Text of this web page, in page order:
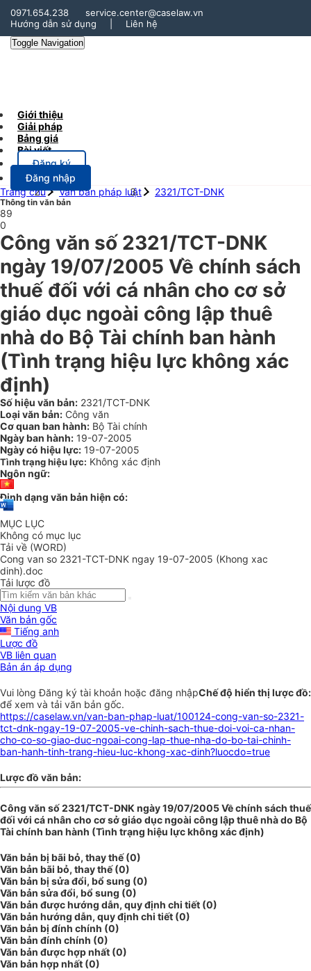
0971.654.238
service.center@caselaw.vn
Hướng dẫn sử dụng
Liên hệ
Toggle Navigation
Giới thiệu
Giải pháp
Bảng giá
Bài viết
Đăng ký
Đăng nhập
Trang chủ
Văn bản pháp luật 2321/TCT-DNK
Thông tin văn bản
89
0
Công văn số 2321/TCT-DNK
ngày 19/07/2005 Về chính sách
thuế đối với cá nhân cho cơ sở
giáo dục ngoài công lập thuê
nhà do Bộ Tài chính ban hành
(Tình trạng hiệu lực không xác
định)
Số hiệu văn bản: 2321/TCT-DNK
Loại văn bản: Công văn
Cơ quan ban hành: Bộ Tài chính
Ngày ban hành: 19-07-2005
Ngày có hiệu lực: 19-07-2005
Tình trạng hiệu lực: Không xác định
Ngôn ngữ:
Định dạng văn bản hiện có:
MỤC LỤC
Không có mục lục
Tải về (WORD)
Cong van so 2321-TCT-DNK ngay 19-07-2005 (Khong xac
dinh).doc
Tải lược đồ
Nội dung VB
Văn bản gốc
Tiếng anh
Lược đồ
VB liên quan
Bản án áp dụng
Chế độ hiển thị lược đồ:
Vui lòngĐăng ký tài khoản hoặc đăng nhập
để xem và tải văn bản gốc.
https://caselaw.vn/van-ban-phap-luat/100124-cong-van-so-2321-
tct-dnk-ngay-19-07-2005-ve-chinh-sach-thue-doi-voi-ca-nhan-
cho-co-so-giao-duc-ngoai-cong-lap-thue-nha-do-bo-tai-chinh-
ban-hanh-tinh-trang-hieu-luc-khong-xac-dinh?luocdo=true
Lược đồ văn bản:
Công văn số 2321/TCT-DNK ngày 19/07/2005 Về chính sách thuế
đối với cá nhân cho cơ sở giáo dục ngoài công lập thuê nhà do Bộ
Tài chính ban hành (Tình trạng hiệu lực không xác định)
Văn bản bị bãi bỏ, thay thế (0)
Văn bản bãi bỏ, thay thế (0)
Văn bản bị sửa đổi, bổ sung (0)
Văn bản sửa đổi, bổ sung (0)
Văn bản được hướng dẫn, quy định chi tiết (0)
Văn bản hướng dẫn, quy định chi tiết (0)
Văn bản bị đính chính (0)
Văn bản đính chính (0)
Văn bản được hợp nhất (0)
Văn bản hợp nhất (0)